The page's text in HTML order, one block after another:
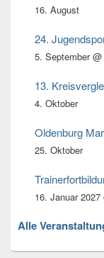
16. August
24.
5. September
13.
4. Oktober
Oldenburg
25. Oktober
16. Januar 2027
Alle